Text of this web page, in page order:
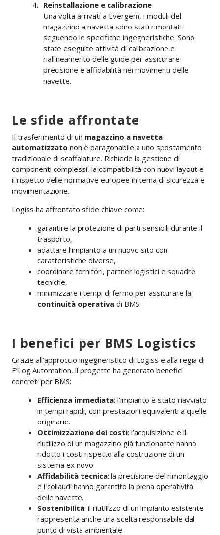
Reinstallazione e calibrazione
Una volta arrivati a Evergem, i moduli del
magazzino a navetta sono stati rimontati
seguendo le specifiche ingegneristiche. Sono
state eseguite attività di calibrazione e
riallineamento delle guide per assicurare
precisione e affidabilità nei movimenti delle
navette.
Le sfide affrontate
Il trasferimento di un magazzino a navetta
automatizzato non è paragonabile a uno spostamento
tradizionale di scaffalature. Richiede la gestione di
componenti complessi, la compatibilità con nuovi layout e
il rispetto delle normative europee in tema di sicurezza e
movimentazione.
Logiss ha affrontato sfide chiave come:
garantire la protezione di parti sensibili durante il
trasporto,
adattare l’impianto a un nuovo sito con
caratteristiche diverse,
coordinare fornitori, partner logistici e squadre
tecniche,
minimizzare i tempi di fermo per assicurare la
continuità operativa di BMS.
I benefici per BMS Logistics
Grazie all’approccio ingegneristico di Logiss e alla regia di
E’Log Automation, il progetto ha generato benefici
concreti per BMS:
Efficienza immediata: l’impianto è stato riavviato
in tempi rapidi, con prestazioni equivalenti a quelle
originarie.
Ottimizzazione dei costi: l’acquisizione e il
riutilizzo di un magazzino già funzionante hanno
ridotto i costi rispetto alla costruzione di un
sistema ex novo.
Affidabilità tecnica: la precisione del rimontaggio
e i collaudi hanno garantito la piena operatività
delle navette.
Sostenibilità: il riutilizzo di un impianto esistente
rappresenta anche una scelta responsabile dal
punto di vista ambientale.